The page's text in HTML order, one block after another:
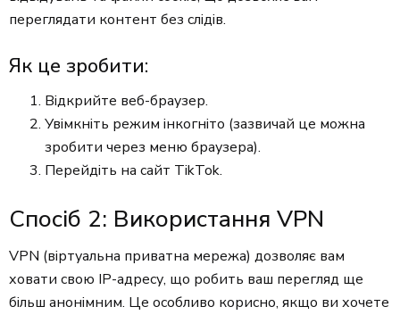
переглядати контент без слідів.
Як це зробити:
Відкрийте веб-браузер.
Увімкніть режим інкогніто (зазвичай це можна
зробити через меню браузера).
Перейдіть на сайт TikTok.
Спосіб 2: Використання VPN
VPN (віртуальна приватна мережа) дозволяє вам
ховати свою IP-адресу, що робить ваш перегляд ще
більш анонімним. Це особливо корисно, якщо ви хочете